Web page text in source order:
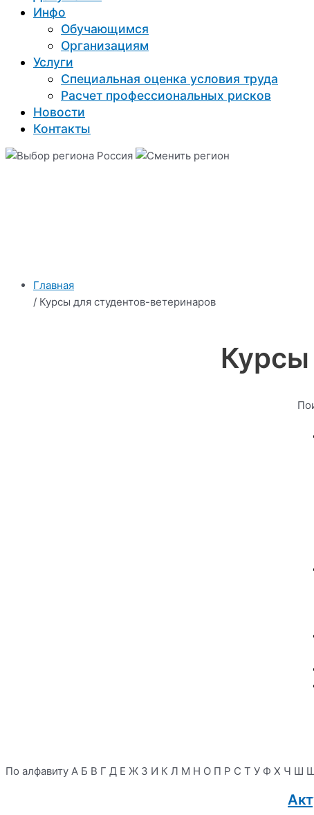
Инфо
Обучающимся
Организациям
Услуги
Специальная оценка условия труда
Расчет профессиональных рисков
Новости
Контакты
Россия
Главная
/ Курсы для студентов-ветеринаров
Курсы
По алфавиту А Б В Г Д Е Ж З И К Л М Н О П Р С Т У Ф Х Ч Ш